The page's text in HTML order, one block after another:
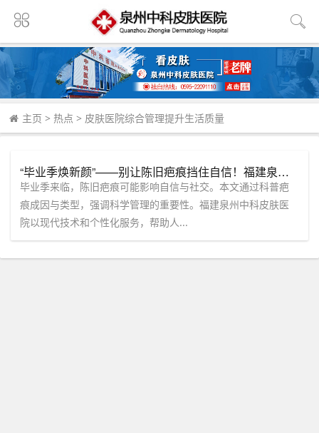
主页 > 热点 > 皮肤医院综合管理提升生活质量
“毕业季焕新颜”——别让陈旧疤痕挡住自信！福建泉州中科皮肤医院助你清爽一夏。
毕业季来临，陈旧疤痕可能影响自信与社交。本文通过科普疤
痕成因与类型，强调科学管理的重要性。福建泉州中科皮肤医
院以现代技术和个性化服务，帮助人...